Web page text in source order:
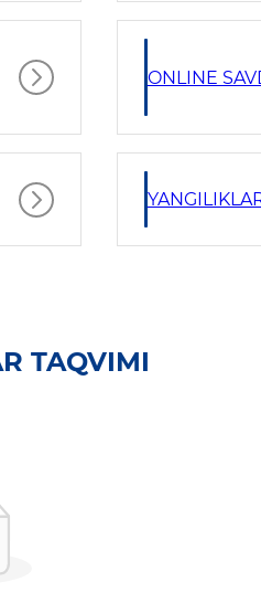
ONLINE
TAQVIMI